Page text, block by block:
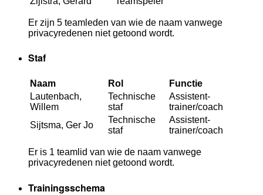
Er zijn 5 teamleden van wie de naam vanwege
privacyredenen niet getoond wordt.
Staf
Naam Rol
Functie
Lautenbach,
Willem
Technische
staf
Assistent-
trainer/coach
Sijtsma, Ger Jo
Technische
staf
Assistent-
trainer/coach
Er is 1 teamlid van wie de naam vanwege
privacyredenen niet getoond wordt.
Trainingsschema